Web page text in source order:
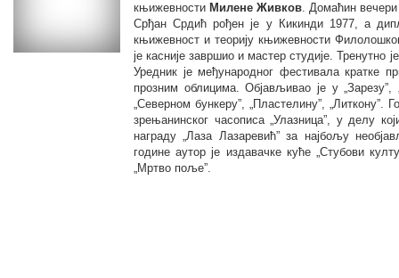
књижевности Милене Живков. Домаћин
Срђан Срдић рођен је у Кикинди 1977, а
књижевност и теорију књижевности
је касније завршио и мастер студије. Тренутно
Уредник је међународног фестивала кратке
прозним облицима. Објављивао je у „Зарезу”,
„Северном бункеру”, „Пластелину”, „Литкону”.
зрењанинског часописа „Улазница”, у делу
награду „Лаза Лазаревић” за најбољу
године аутор је издавачке куће „Стубови
„Мртво поље”.